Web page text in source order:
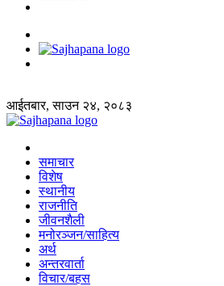
आईतबार, साउन २४, २०८३
समाचार
विशेष
स्थानीय
राजनीति
जीवनशैली
मनोरञ्जन/साहित्य
अर्थ
अन्तरवार्ता
विचार/बहस